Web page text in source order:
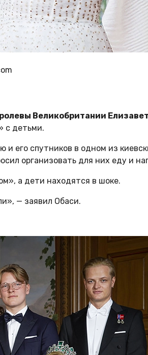
Великобритании
с детьми.
его спутников в одном из
организовать для них еду и
а дети находятся в шоке.
— заявил Обаси.